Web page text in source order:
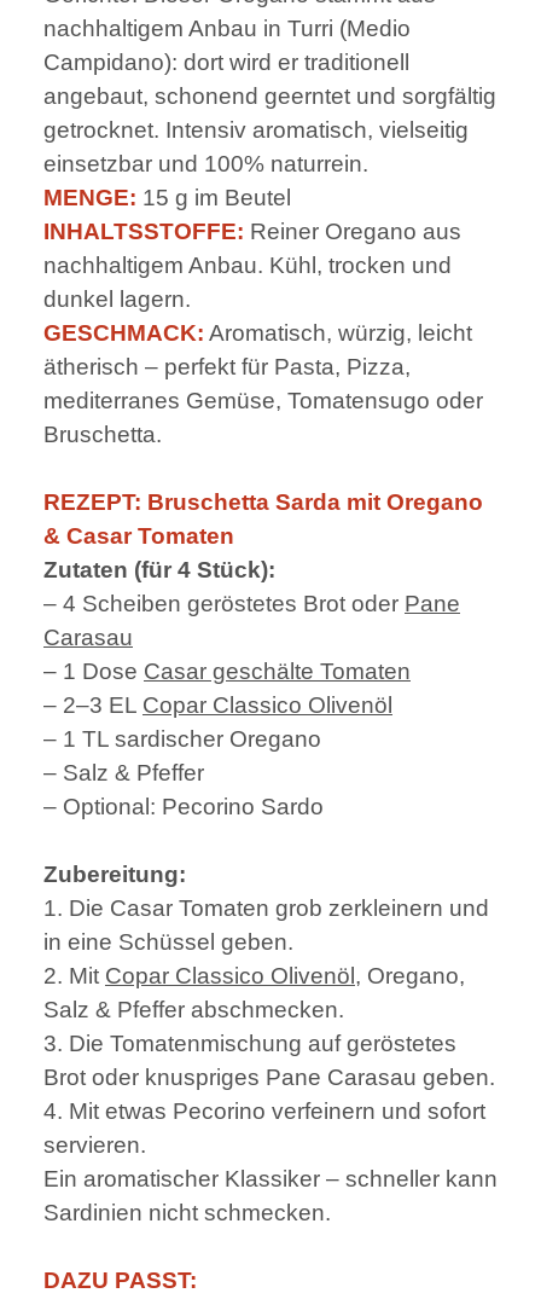
nachhaltigem Anbau in Turri (Medio
Campidano): dort wird er traditionell
angebaut, schonend geerntet und sorgfältig
getrocknet. Intensiv aromatisch, vielseitig
einsetzbar und 100% naturrein.
MENGE: 15 g im Beutel
INHALTSSTOFFE: Reiner Oregano aus
nachhaltigem Anbau. Kühl, trocken und
dunkel lagern.
GESCHMACK: Aromatisch, würzig, leicht
ätherisch – perfekt für Pasta, Pizza,
mediterranes Gemüse, Tomatensugo oder
Bruschetta.
REZEPT: Bruschetta Sarda mit Oregano
& Casar Tomaten
Zutaten (für 4 Stück):
– 4 Scheiben geröstetes Brot oder Pane
Carasau
– 1 Dose Casar geschälte Tomaten
– 2–3 EL Copar Classico Olivenöl
– 1 TL sardischer Oregano
– Salz & Pfeffer
– Optional: Pecorino Sardo
Zubereitung:
1. Die Casar Tomaten grob zerkleinern und
in eine Schüssel geben.
2. Mit Copar Classico Olivenöl, Oregano,
Salz & Pfeffer abschmecken.
3. Die Tomatenmischung auf geröstetes
Brot oder knuspriges Pane Carasau geben.
4. Mit etwas Pecorino verfeinern und sofort
servieren.
Ein aromatischer Klassiker – schneller kann
Sardinien nicht schmecken.
DAZU PASST: